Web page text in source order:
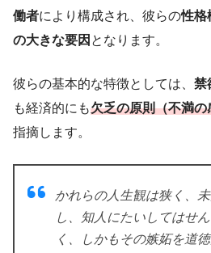
働者により構成され、彼らの性格
の大きな要因 となります。
彼らの基本的な特徴としては、 禁
も経済的にも欠乏の原則（不満の
指摘します。
かれらの人生観は狭く、
し、知人にたいしてはせ
く、しかもその嫉妬を道